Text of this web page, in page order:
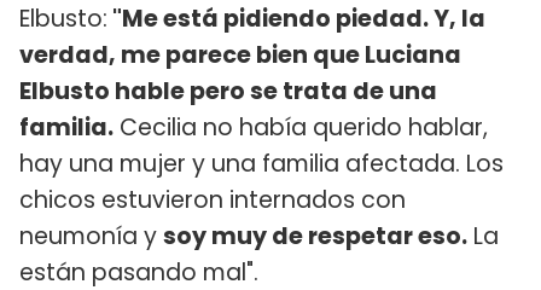
Elbusto: "Me está pidiendo piedad. Y, la
verdad, me parece bien que Luciana
Elbusto hable pero se trata de una
familia. Cecilia no había querido hablar,
hay una mujer y una familia afectada. Los
chicos estuvieron internados con
neumonía ysoy muy de respetar eso. La
están pasando mal".